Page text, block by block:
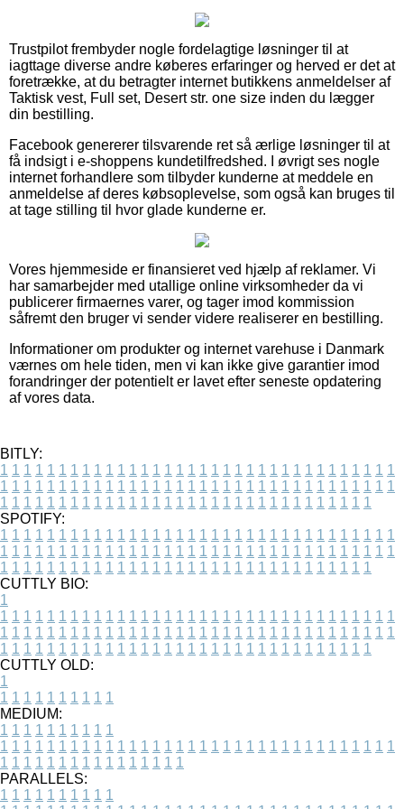
Trustpilot frembyder nogle fordelagtige løsninger til at
iagttage diverse andre køberes erfaringer og herved er det at
foretrække, at du betragter internet butikkens anmeldelser af
Taktisk vest, Full set, Desert str. one size inden du lægger
din bestilling.
Facebook genererer tilsvarende ret så ærlige løsninger til at
få indsigt i e-shoppens kundetilfredshed. I øvrigt ses nogle
internet forhandlere som tilbyder kunderne at meddele en
anmeldelse af deres købsoplevelse, som også kan bruges til
at tage stilling til hvor glade kunderne er.
Vores hjemmeside er finansieret ved hjælp af reklamer. Vi
har samarbejder med utallige online virksomheder da vi
publicerer firmaernes varer, og tager imod kommission
såfremt den bruger vi sender videre realiserer en bestilling.
Informationer om produkter og internet varehuse i Danmark
værnes om hele tiden, men vi kan ikke give garantier imod
forandringer der potentielt er lavet efter seneste opdatering
af vores data.
BITLY:
1 1 1 1 1 1 1 1 1 1 1 1 1 1 1 1 1 1 1 1 1 1 1 1 1 1 1 1 1 1 1 1 1 1
1 1 1 1 1 1 1 1 1 1 1 1 1 1 1 1 1 1 1 1 1 1 1 1 1 1 1 1 1 1 1 1 1 1
1 1 1 1 1 1 1 1 1 1 1 1 1 1 1 1 1 1 1 1 1 1 1 1 1 1 1 1 1 1 1 1
SPOTIFY:
1 1 1 1 1 1 1 1 1 1 1 1 1 1 1 1 1 1 1 1 1 1 1 1 1 1 1 1 1 1 1 1 1 1
1 1 1 1 1 1 1 1 1 1 1 1 1 1 1 1 1 1 1 1 1 1 1 1 1 1 1 1 1 1 1 1 1 1
1 1 1 1 1 1 1 1 1 1 1 1 1 1 1 1 1 1 1 1 1 1 1 1 1 1 1 1 1 1 1 1
CUTTLY BIO:
1
1 1 1 1 1 1 1 1 1 1 1 1 1 1 1 1 1 1 1 1 1 1 1 1 1 1 1 1 1 1 1 1 1 1
1 1 1 1 1 1 1 1 1 1 1 1 1 1 1 1 1 1 1 1 1 1 1 1 1 1 1 1 1 1 1 1 1 1
1 1 1 1 1 1 1 1 1 1 1 1 1 1 1 1 1 1 1 1 1 1 1 1 1 1 1 1 1 1 1 1
CUTTLY OLD:
1
1 1 1 1 1 1 1 1 1 1
MEDIUM:
1 1 1 1 1 1 1 1 1 1
1 1 1 1 1 1 1 1 1 1 1 1 1 1 1 1 1 1 1 1 1 1 1 1 1 1 1 1 1 1 1 1 1 1
1 1 1 1 1 1 1 1 1 1 1 1 1 1 1 1
PARALLELS:
1 1 1 1 1 1 1 1 1 1